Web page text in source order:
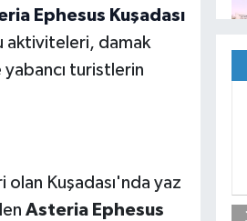
Ephesus Kuşadası
aktiviteleri, damak
turistlerin
Kuşadası'nda yaz
Asteria Ephesus